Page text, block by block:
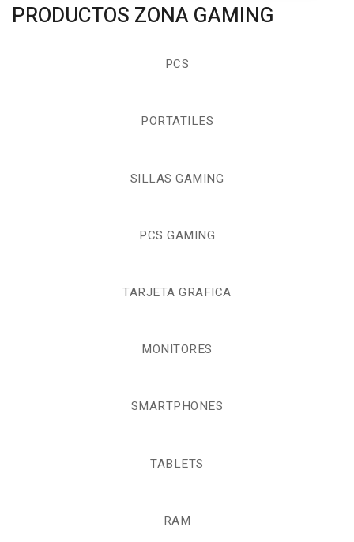
PRODUCTOS ZONA GAMING
PCS
PORTATILES
SILLAS GAMING
PCS GAMING
TARJETA GRAFICA
MONITORES
SMARTPHONES
TABLETS
RAM